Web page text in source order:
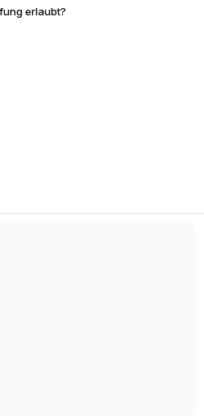
erlaubt?